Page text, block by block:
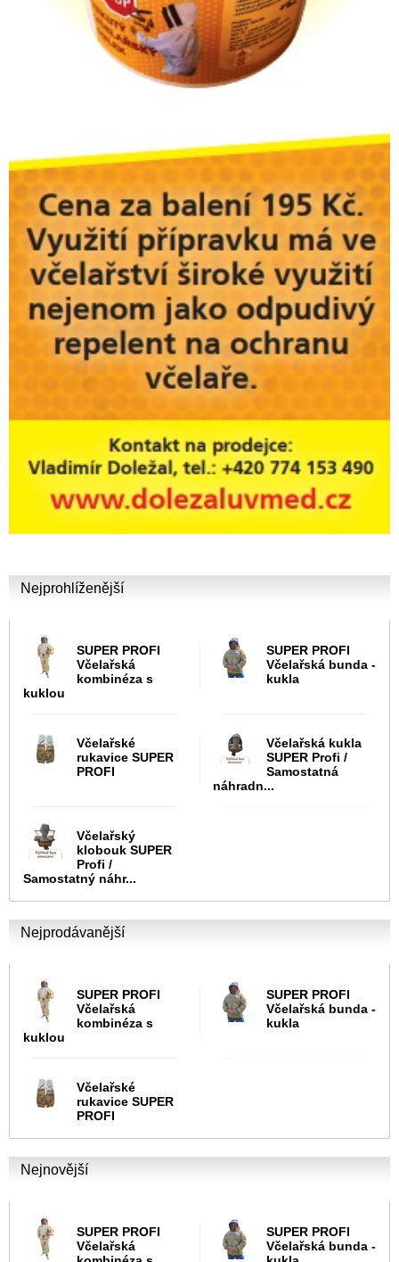
Nejprohlíženější
SUPER PROFI
Včelařská
kombinéza s
kuklou
SUPER PROFI
Včelařská bunda -
kukla
Včelařské
rukavice SUPER
PROFI
Včelařská kukla
SUPER Profi /
Samostatná
náhradn...
Včelařský
klobouk SUPER
Profi /
Samostatný náhr...
Nejprodávanější
SUPER PROFI
Včelařská
kombinéza s
kuklou
SUPER PROFI
Včelařská bunda -
kukla
Včelařské
rukavice SUPER
PROFI
Nejnovější
SUPER PROFI
Včelařská
SUPER PROFI
Včelařská bunda -